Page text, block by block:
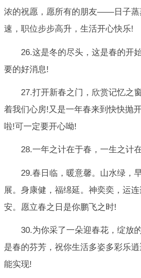
浓的祝愿，愿所有的朋友——日子蒸
速，职位步步高升，生活开心快乐!
26.这是冬的尽头，这是春的开
要的好消息!
27.打开新春之门，欣赏记忆之
着我们心房!又是一年春来到快快抛
啦!可一定要开心呦!
28.一年之计在于春，一生之计在
29.春日临，暖意馨。山水绿，
展。身康健，福绵延。神奕奕，运
安。愿立春之日是你鹏飞之时!
30.为你采了一朵迎春花，绽放
是春的芬芳，祝你生活多姿多彩乐
能实现!